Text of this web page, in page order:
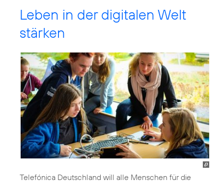
Leben in der digitalen Welt
stärken
Telefónica Deutschland will alle Menschen für die